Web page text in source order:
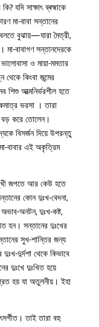
যদি সাক্ষাৎ ব্ৰহ্মাকে
মা-বাবা সন্তানের
বলতে বুঝায়—যারা মৈত্রী,
মা-বাবাগণ সন্তানদেরকে
ও মায়া-মমতার
কিংবা জন্মের
শিশু আত্মনির্ভরশীল হতে
ভরসা । তারা
বড় করে তোলেন।
বিসর্জন দিয়ে উপরন্তু
বাবার এই অকৃত্রিম
জগতে আর কেউ হতে
কোন দুঃখ-বেদনা,
অভাব-অনটন, দুঃখ-কষ্ট,
হন। সন্তানের দুঃখের
সুখ-শান্তির জন্য
দুৰ্দশা থেকে কিভাবে
দুঃখে দুঃখিত হয়ে
হয় যা অতুলনীয়। ইহা
তাই তারা বহু